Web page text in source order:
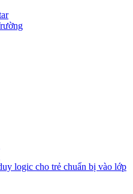
logic cho trẻ chuẩn bị vào lớp